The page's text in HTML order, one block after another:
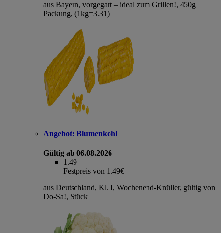
aus Bayern, vorgegart – ideal zum Grillen!, 450g
Packung, (1kg=3.31)
Angebot: Blumenkohl
Gültig ab 06.08.2026
1.49
Festpreis von 1.49€
aus Deutschland, Kl. I, Wochenend-Knüller, gültig von
Do-Sa!, Stück